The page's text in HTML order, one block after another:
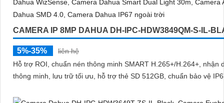
CAMERA IP 8MP DAHUA DH-IPC-HDW3849QM-S-IL-
5%-35%
liên hệ
Hỗ trợ ROI, chuẩn nén thông minh SMART H.265+/H.264+, nhận
thông minh, lưu trữ tối ưu, hỗ trợ thẻ SD 512GB, chuẩn bảo vệ